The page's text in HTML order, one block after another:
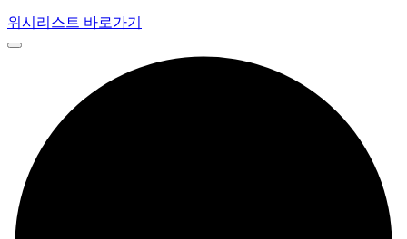
위시리스트 바로가기